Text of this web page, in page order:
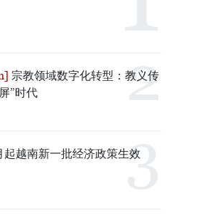
宗教领域数字化转型：教义传
”时代
越南新一批经济政策生效